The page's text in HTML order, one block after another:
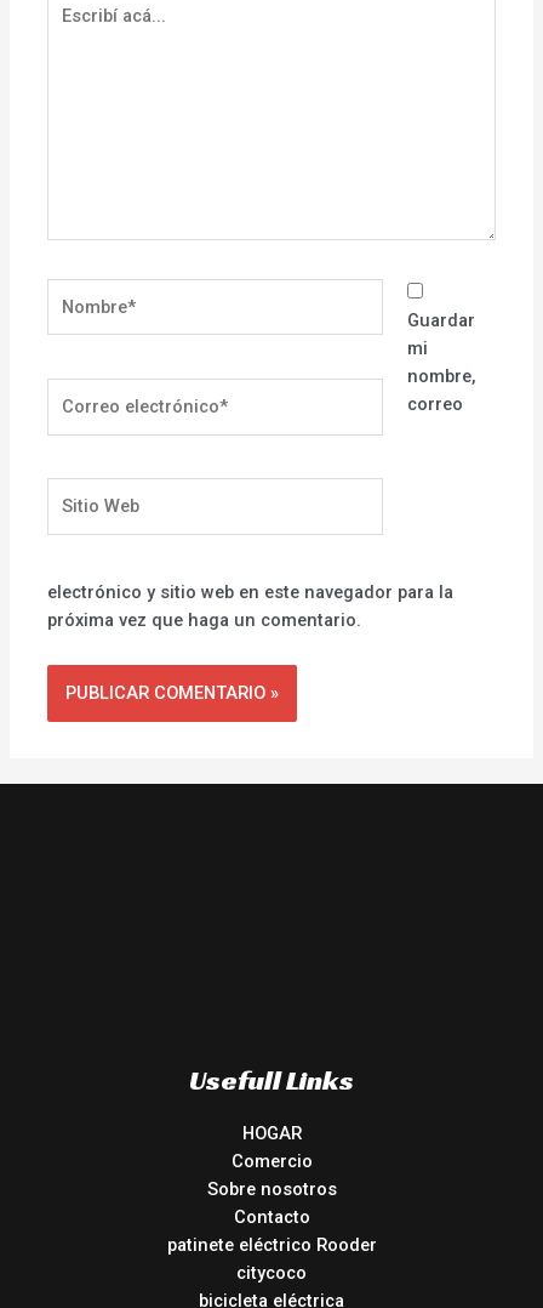
acá...
electrónico*
Web
Guardar
mi
nombre,
correo
electrónico y sitio web en este navegador para la
próxima vez que haga un comentario.
Usefull Links
HOGAR
Comercio
Sobre nosotros
Contacto
patinete eléctrico Rooder
citycoco
bicicleta eléctrica